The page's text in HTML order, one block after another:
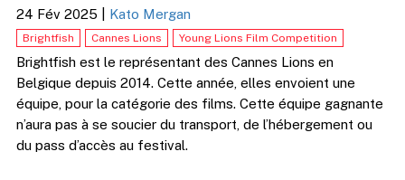
24 Fév 2025 Kato Mergan
Brightfish Cannes Lions Young Lions Film Competition
Brightfish est le représentant des Cannes Lions en
Belgique depuis 2014. Cette année, elles envoient une
équipe, pour la catégorie des films. Cette équipe gagnante
n’aura pas à se soucier du transport, de l’hébergement ou
du pass d’accès au festival.